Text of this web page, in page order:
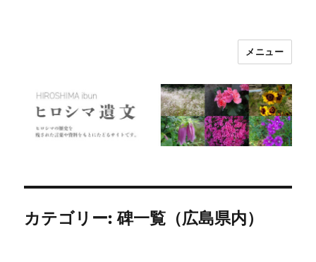
メニュー
カテゴリー:碑一覧（広島県内）